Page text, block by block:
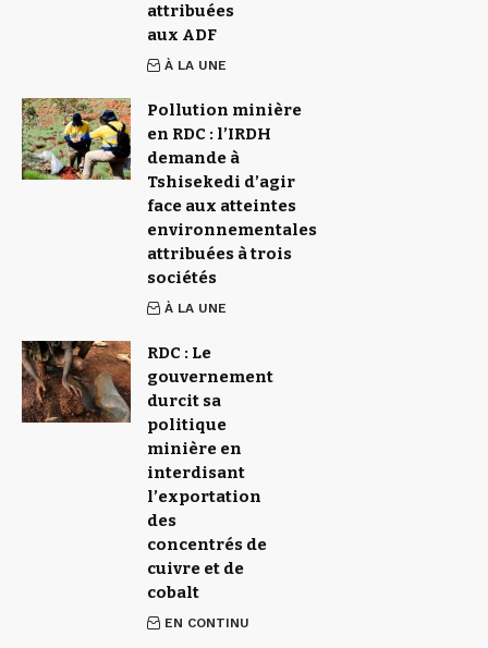
attribuées
aux ADF
À LA UNE
Pollution minière
en RDC : l’IRDH
demande à
Tshisekedi d’agir
face aux atteintes
environnementales
attribuées à trois
sociétés
À LA UNE
RDC : Le
gouvernement
durcit sa
politique
minière en
interdisant
l’exportation
des
concentrés de
cuivre et de
cobalt
EN CONTINU